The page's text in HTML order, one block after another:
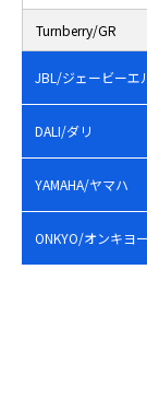
Turnberry/GR
JBL/ジェービーエ
DALI/ダリ
YAMAHA/ヤマハ
ONKYO/オンキヨー